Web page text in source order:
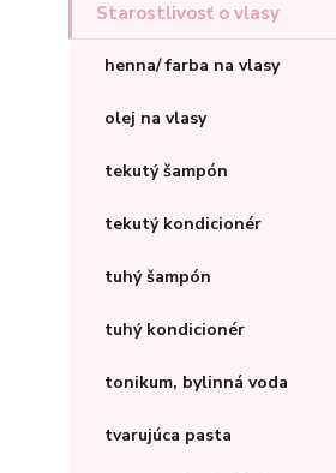
Starostlivosť o vlasy
henna/ farba na vlasy
olej na vlasy
tekutý šampón
tekutý kondicionér
tuhý šampón
tuhý kondicionér
tonikum, bylinná voda
tvarujúca pasta